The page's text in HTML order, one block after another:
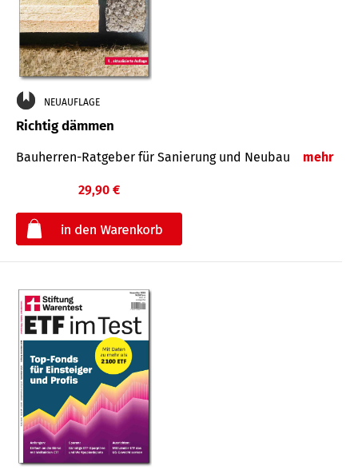
NEUAUFLAGE
Richtig dämmen
Bauherren-Ratgeber für Sanierung und Neubau mehr
29,90 €